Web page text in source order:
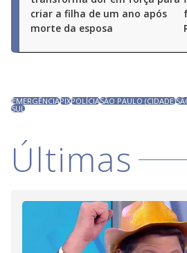
criar a filha de um ano após
morte da esposa
EMERGÊNCIAPIXPOLÍCIASÃO PAULO (CIDADE)
SUL
Últimas